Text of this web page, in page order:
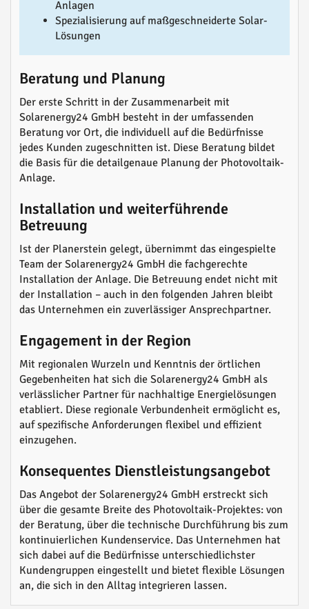
Anlagen
Spezialisierung auf maßgeschneiderte Solar-
Lösungen
Beratung und Planung
Der erste Schritt in der Zusammenarbeit mit
Solarenergy24 GmbH besteht in der umfassenden
Beratung vor Ort, die individuell auf die Bedürfnisse
jedes Kunden zugeschnitten ist. Diese Beratung bildet
die Basis für die detailgenaue Planung der Photovoltaik-
Anlage.
Installation und weiterführende
Betreuung
Ist der Planerstein gelegt, übernimmt das eingespielte
Team der Solarenergy24 GmbH die fachgerechte
Installation der Anlage. Die Betreuung endet nicht mit
der Installation – auch in den folgenden Jahren bleibt
das Unternehmen ein zuverlässiger Ansprechpartner.
Engagement in der Region
Mit regionalen Wurzeln und Kenntnis der örtlichen
Gegebenheiten hat sich die Solarenergy24 GmbH als
verlässlicher Partner für nachhaltige Energielösungen
etabliert. Diese regionale Verbundenheit ermöglicht es,
auf spezifische Anforderungen flexibel und effizient
einzugehen.
Konsequentes Dienstleistungsangebot
Das Angebot der Solarenergy24 GmbH erstreckt sich
über die gesamte Breite des Photovoltaik-Projektes: von
der Beratung, über die technische Durchführung bis zum
kontinuierlichen Kundenservice. Das Unternehmen hat
sich dabei auf die Bedürfnisse unterschiedlichster
Kundengruppen eingestellt und bietet flexible Lösungen
an, die sich in den Alltag integrieren lassen.